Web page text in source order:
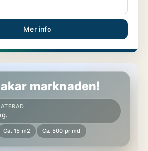
Mer info
marknaden!
Ca. 15 m2 Ca. 500 pr md